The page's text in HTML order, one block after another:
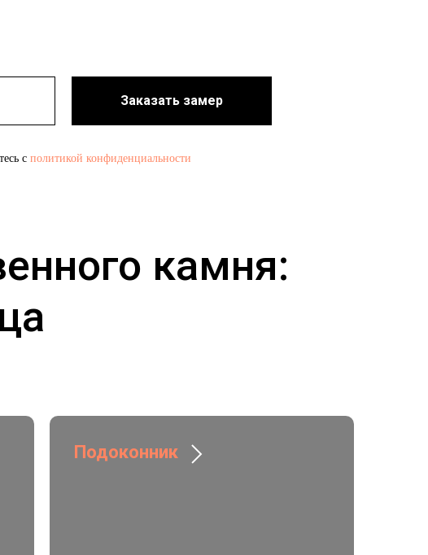
Заказать замер
c политикой конфиденциальности
камня:
Подоконник